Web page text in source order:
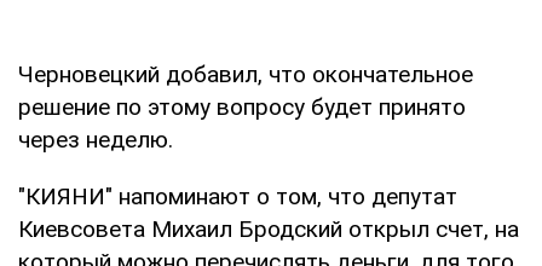
Черновецкий добавил, что окончательное
решение по этому вопросу будет принято
через неделю.
"КИЯНИ" напоминают о том, что депутат
Киевсовета Михаил Бродский открыл счет, на